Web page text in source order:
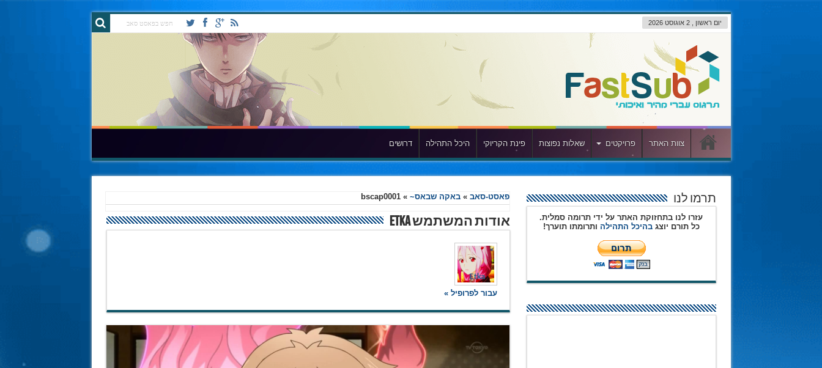
יום ראשון , 2 אוגוסט 2026
צוות האתר פרויקטים שאלות נפוצות פינת הקריוקי היכל התהילה דרושים
פאסט-סאב »באקה שבאס~ »
bscap0001
אודות המשתמש Etka
עבור לפרופיל »
תרמו לנו
עזרו לנו בתחזוקת האתר על ידי תרומה סמלית.
כל תורם יוצגבהיכל התהילה ותרומתו תוערך!